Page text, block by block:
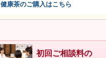
健康茶のご購入はこちら
初回ご相談料の